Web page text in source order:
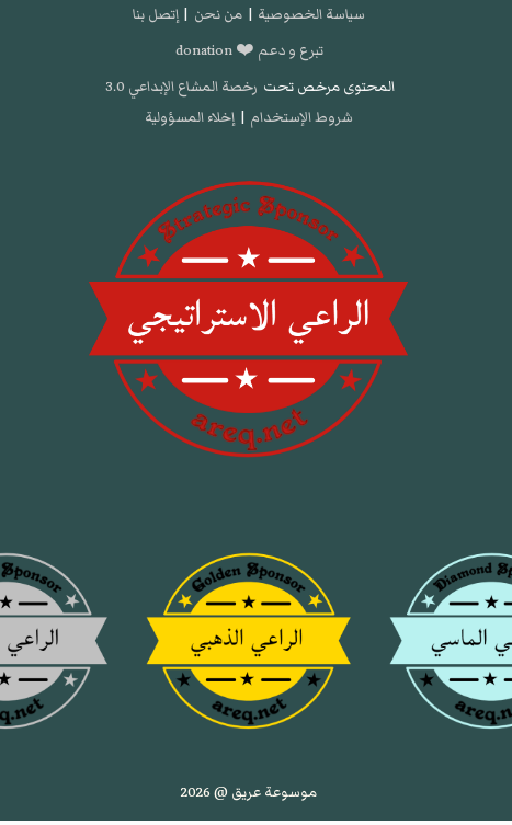
سياسة الخصوصية | من نحن | إتصل بنا
تبرع و دعم ❤️ donation
المحتوى مرخص تحت رخصة المشاع الإبداعي 3.0
شروط الإستخدام | إخلاء المسؤولية
موسوعة عريق @ 2026